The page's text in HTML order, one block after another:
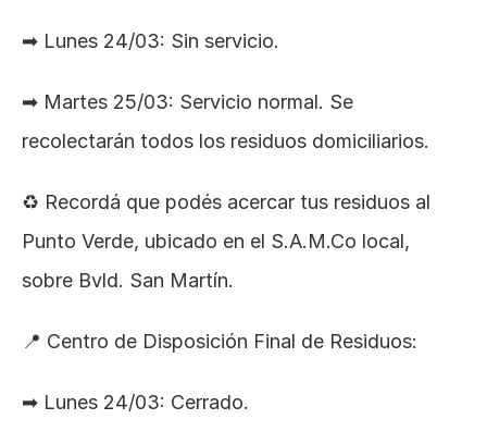
➡ Lunes 24/03: Sin servicio.
➡ Martes 25/03: Servicio normal. Se
recolectarán todos los residuos domiciliarios.
♻ Recordá que podés acercar tus residuos al
Punto Verde, ubicado en el S.A.M.Co local,
sobre Bvld. San Martín.
📍 Centro de Disposición Final de Residuos:
➡ Lunes 24/03: Cerrado.